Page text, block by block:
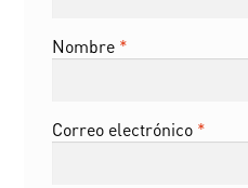
Nombre *
Correo electrónico *